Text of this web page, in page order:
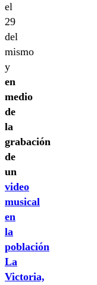
el
29
del
mismo
y
en
medio
de
la
grabación
de
un
video
musical
en
la
población
La
Victoria,